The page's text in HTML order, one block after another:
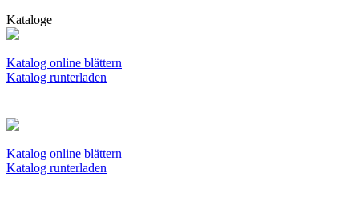
Kataloge
Katalog online blättern
Katalog runterladen
Katalog online blättern
Katalog runterladen